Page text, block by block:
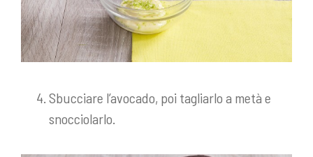
Sbucciare l’avocado, poi tagliarlo a metà e
snocciolarlo.